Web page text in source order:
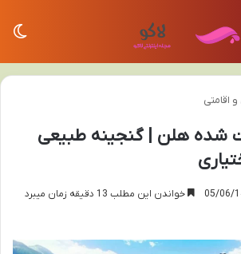
اقامتی
شده هلن | گنجینه طبیعی
خواندن این مطلب 13 دقیقه زمان میبرد